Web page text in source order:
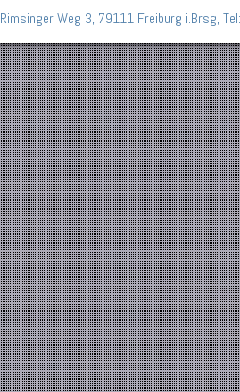
Rimsinger Weg 3, 79111 Freiburg i.Brsg,